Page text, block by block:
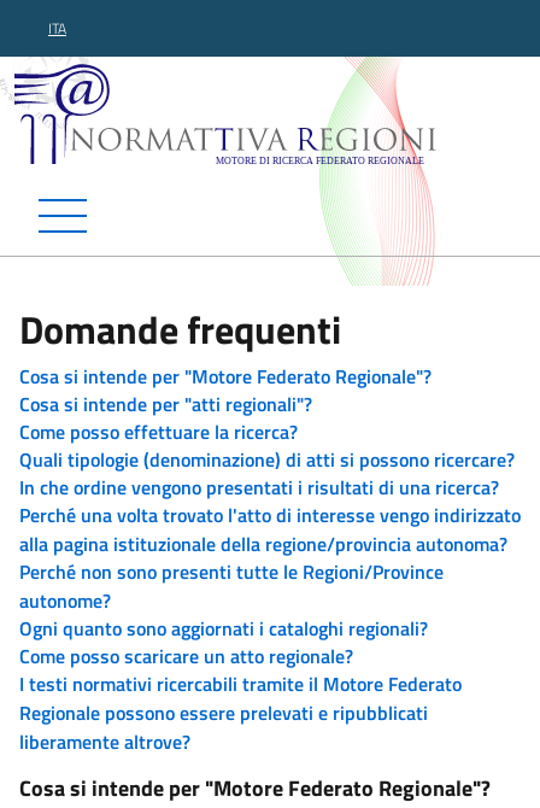
ITA
Normattiva Regioni -
Domande frequenti
Cosa si intende per "Motore Federato Regionale"?
Cosa si intende per "atti regionali"?
Come posso effettuare la ricerca?
Quali tipologie (denominazione) di atti si possono ricercare?
In che ordine vengono presentati i risultati di una ricerca?
Perché una volta trovato l'atto di interesse vengo indirizzato
alla pagina istituzionale della regione/provincia autonoma?
Perché non sono presenti tutte le Regioni/Province
autonome?
Ogni quanto sono aggiornati i cataloghi regionali?
Come posso scaricare un atto regionale?
I testi normativi ricercabili tramite il Motore Federato
Regionale possono essere prelevati e ripubblicati
liberamente altrove?
Cosa si intende per "Motore Federato Regionale"?